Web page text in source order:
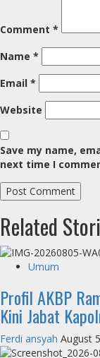
Comment *
Name *
Email *
Website
Save my name,
next time I
Related
Umum
Profil AKBP
Kini Jabat
Ferdi ansyah August